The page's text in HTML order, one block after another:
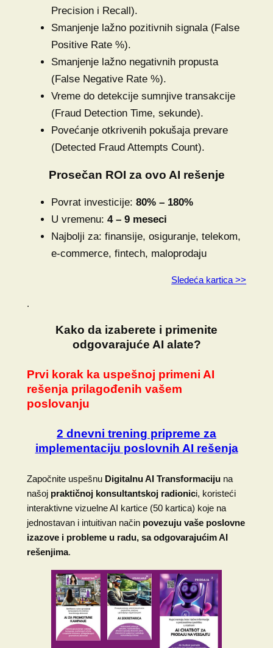
Precision i Recall).
Smanjenje lažno pozitivnih signala (False
Positive Rate %).
Smanjenje lažno negativnih propusta
(False Negative Rate %).
Vreme do detekcije sumnjive transakcije
(Fraud Detection Time, sekunde).
Povećanje otkrivenih pokušaja prevare
(Detected Fraud Attempts Count).
Prosečan ROI za ovo AI rešenje
Povrat investicije: 80% – 180%
U vremenu: 4 – 9 meseci
Najbolji za: finansije, osiguranje, telekom,
e-commerce, fintech, maloprodaju
Sledeća kartica >>
.
Kako da izaberete i primenite
odgovarajuće AI alate?
Prvi korak ka uspešnoj primeni AI
rešenja prilagođenih vašem
poslovanju
2 dnevni trening pripreme za
implementaciju poslovnih AI rešenja
Započnite uspešnu Digitalnu AI Transformacijuna
našoj praktičnoj konsultantskoj radionici, koristeći
interaktivne vizuelne AI kartice (50 kartica) koje na
jednostavan i intuitivan način povezuju vaše poslovne
izazove i probleme u radu, sa odgovarajućim AI
rešenjima.